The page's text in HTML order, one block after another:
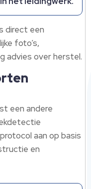
direct een
foto’s,
advies over herstel.
een andere
aan op basis
en